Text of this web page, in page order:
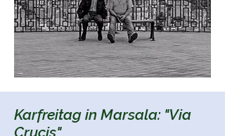
Karfreitag in Marsala: "Via
Crucis"